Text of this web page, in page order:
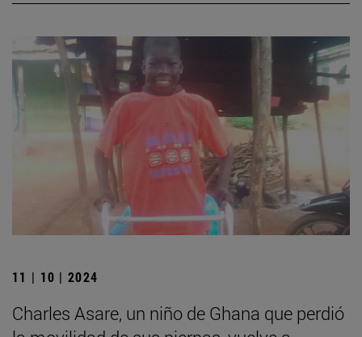
11 | 10 | 2024
Charles Asare, un niño de Ghana que perdió